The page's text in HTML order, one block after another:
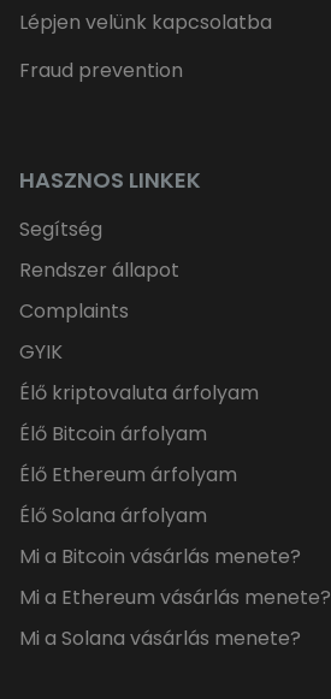
Lépjen velünk kapcsolatba
Fraud prevention
HASZNOS LINKEK
Segítség
Rendszer állapot
Complaints
GYIK
Élő kriptovaluta árfolyam
Élő Bitcoin árfolyam
Élő Ethereum árfolyam
Élő Solana árfolyam
Mi a Bitcoin vásárlás menete?
Mi a Ethereum vásárlás menete?
Mi a Solana vásárlás menete?